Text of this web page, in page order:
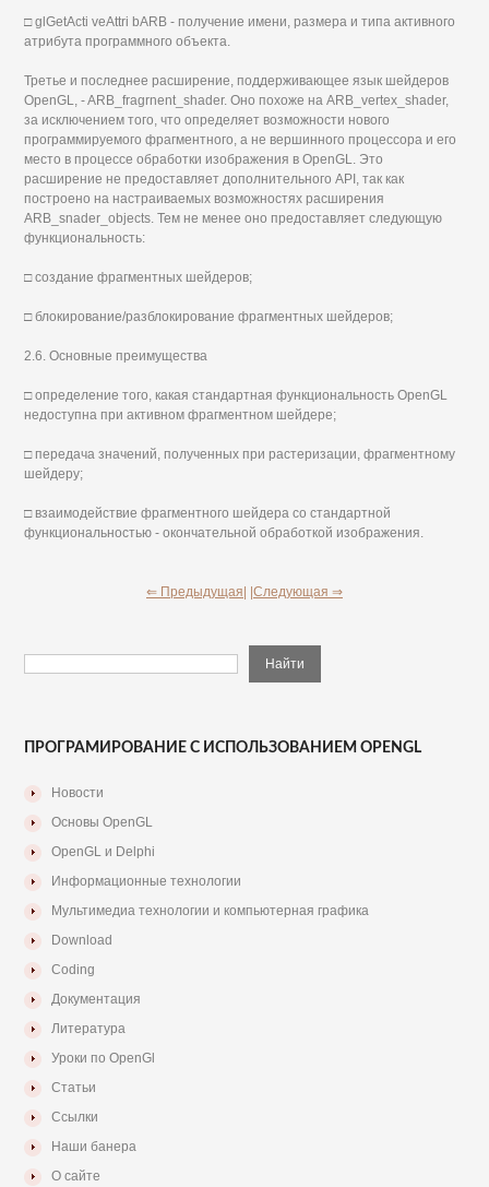
□ glGetActi veAttri bARB - получение имени, размера и типа активного
атрибута программного объекта.
Третье и последнее расширение, поддерживающее язык шейдеров
OpenGL, - ARB_fragrnent_shader. Оно похоже на ARB_vertex_shader,
за исключением того, что определяет возможности нового
программируемого фрагментного, а не вершинного процессора и его
место в процессе обработки изображения в OpenGL. Это
расширение не предоставляет дополнительного API, так как
построено на настраиваемых возможностях расширения
ARB_snader_objects. Тем не менее оно предоставляет следующую
функциональность:
□ создание фрагментных шейдеров;
□ блокирование/разблокирование фрагментных шейдеров;
2.6. Основные преимущества
□ определение того, какая стандартная функциональность OpenGL
недоступна при активном фрагментном шейдере;
□ передача значений, полученных при растеризации, фрагментному
шейдеру;
□ взаимодействие фрагментного шейдера со стандартной
функциональностью - окончательной обработкой изображения.
⇐ Предыдущая| |Следующая ⇒
ПРОГРАМИРОВАНИЕ С ИСПОЛЬЗОВАНИЕМ OPENGL
Новости
Основы OpenGL
OpenGL и Delphi
Информационные технологии
Мультимедиа технологии и компьютерная графика
Download
Coding
Документация
Литература
Уроки по OpenGl
Статьи
Ссылки
Наши банера
О сайте